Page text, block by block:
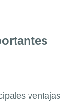
ventajas